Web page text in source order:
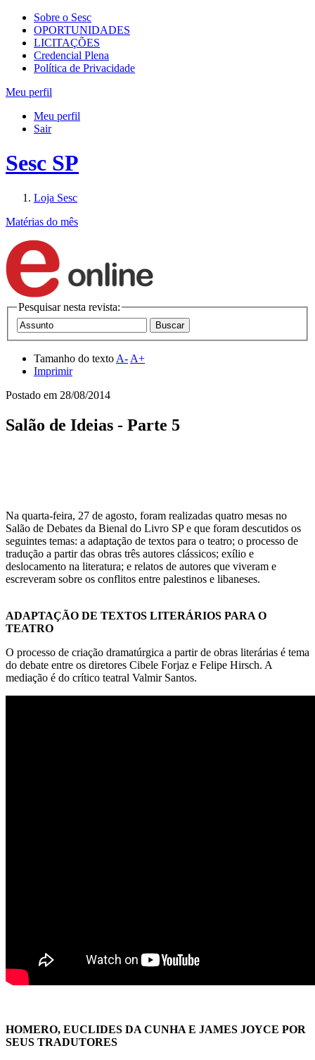
Sobre o Sesc
OPORTUNIDADES
LICITAÇÕES
Credencial Plena
Política de Privacidade
Meu perfil
Meu perfil
Sair
Sesc SP
Loja Sesc
Matérias do mês
Pesquisar nesta revista:
Tamanho do texto A- A+
Imprimir
Postado em 28/08/2014
Salão de Ideias - Parte 5
Na quarta-feira, 27 de agosto, foram realizadas quatro mesas no
Salão de Debates da Bienal do Livro SP e que foram descutidos os
seguintes temas: a adaptação de textos para o teatro; o processo de
tradução a partir das obras três autores clássicos; exílio e
deslocamento na literatura; e relatos de autores que viveram e
escreveram sobre os conflitos entre palestinos e libaneses.
ADAPTAÇÃO DE TEXTOS LITERÁRIOS PARA O
TEATRO
O processo de criação dramatúrgica a partir de obras literárias é tema
do debate entre os diretores Cibele Forjaz e Felipe Hirsch. A
mediação é do crítico teatral Valmir Santos.
HOMERO, EUCLIDES DA CUNHA E JAMES JOYCE POR
SEUS TRADUTORES